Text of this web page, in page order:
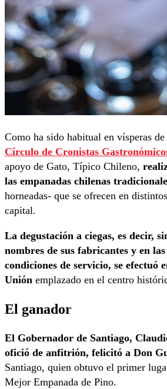
Como ha sido habitual en vísperas de
Círculo de Cronistas
apoyo de Gato, Típico Chileno,
las empanadas chilenas
horneadas- que se ofrecen en
capital.
La degustación a ciegas, es decir,
nombres de sus fabricantes y en
condiciones de servicio, se efectuó
Unión emplazado en el centro
El ganador
El Gobernador de Santiago,
ofició de anfitrión, felicitó a Don
Santiago, quien obtuvo el primer
Mejor Empanada de Pino.